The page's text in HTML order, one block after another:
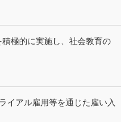
極的に実施し、社会教育の
イアル雇用等を通じた雇い入